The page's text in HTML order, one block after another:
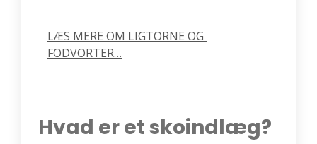
LÆS MERE OM LIGTORNE OG
FODVORTER…
Hvad er et skoindlæg?